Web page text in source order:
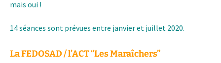
mais oui !
14 séances sont prévues entre janvier et juillet 2020.
La FEDOSAD / l’ACT “Les Maraîchers”